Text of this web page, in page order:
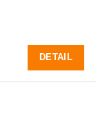
DETAIL